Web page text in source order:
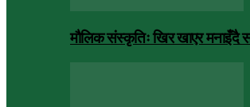
मौलिक संस्कृतिः खिर खाएर मनाइँदै